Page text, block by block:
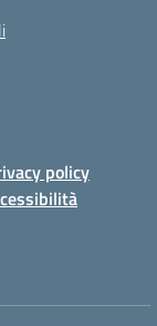
policy